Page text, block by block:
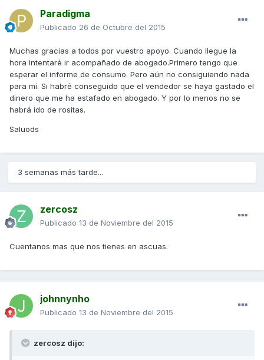
Paradigma
Publicado 26 de Octubre del 2015
Muchas gracias a todos por vuestro apoyo. Cuando llegue la
hora intentaré ir acompañado de abogado.Primero tengo que
esperar el informe de consumo. Pero aún no consiguiendo nada
para mí. Si habré conseguido que el vendedor se haya gastado el
dinero que me ha estafado en abogado. Y por lo menos no se
habrá ido de rositas.
Saluods
3 semanas más tarde...
zercosz
Publicado 13 de Noviembre del 2015
Cuentanos mas que nos tienes en ascuas.
johnnynho
Publicado 13 de Noviembre del 2015
zercosz dijo: